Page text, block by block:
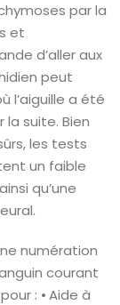
par la
et
d’aller aux
peut
l’aiguille a été
suite. Bien
les tests
un faible
qu’une
numération
courant
: ⦁ Aide à